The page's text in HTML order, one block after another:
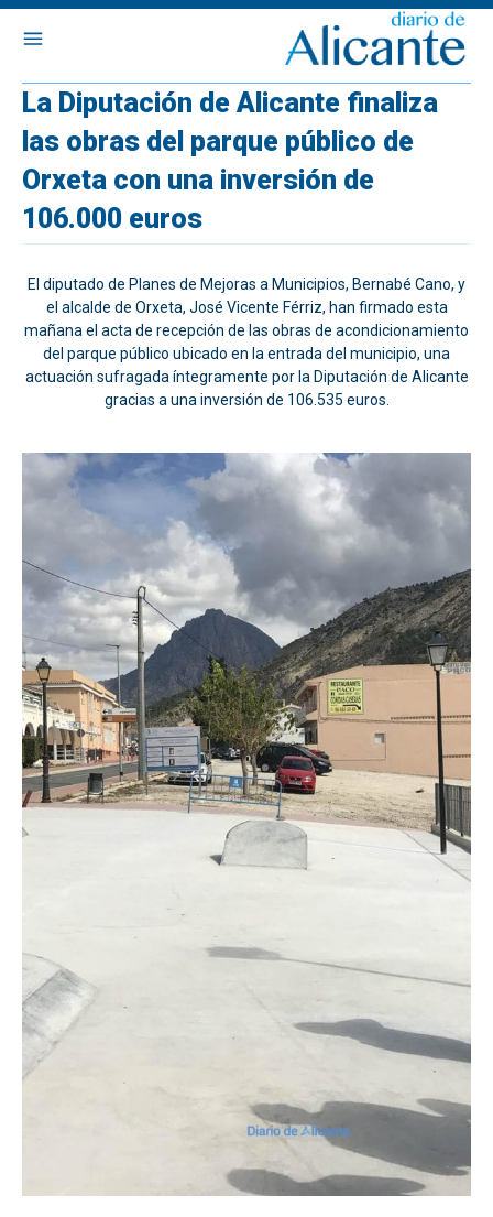
La Diputación de Alicante finaliza
las obras del parque público de
Orxeta con una inversión de
106.000 euros
El diputado de Planes de Mejoras a Municipios, Bernabé Cano, y
el alcalde de Orxeta, José Vicente Férriz, han firmado esta
mañana el acta de recepción de las obras de acondicionamiento
del parque público ubicado en la entrada del municipio, una
actuación sufragada íntegramente por la Diputación de Alicante
gracias a una inversión de 106.535 euros.